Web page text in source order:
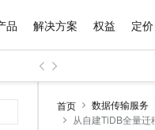
品 解决方案 权益 定价
首页 数据传输服务
从自建TiDB全量迁
千问AI平台
精选产品
大模型服务平台百炼 大
精选解决方案
睿译宝，AI翻译排版一
普惠上云
普惠上云 官方力荐
产品定价
了解云产品的定价详情
精选商城
网站建设
成为销售伙伴
分销伙伴
售前咨询
在线服务
为什么选择阿里云
什么是云计算